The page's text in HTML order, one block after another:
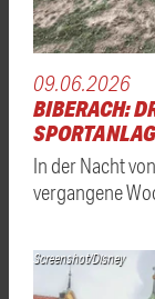
09.06.2026
BIBERACH:
In der Nacht
vergangene
Screenshot/Disney